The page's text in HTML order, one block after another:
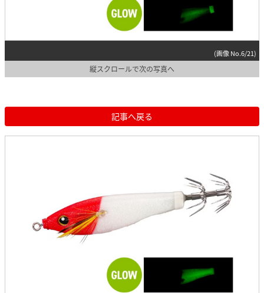
(画像 No.6/21)
縦スクロールで次の写真へ
記事へ戻る